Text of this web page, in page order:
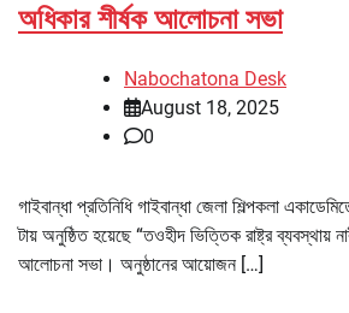
অধিকার শীর্ষক আলোচনা সভা
Nabochatona Desk
August 18, 2025
0
গাইবান্ধা প্রতিনিধি গাইবান্ধা জেলা শিল্পকলা
টায় অনুষ্ঠিত হয়েছে “তওহীদ ভিত্তিক রাষ্ট্র ব্যবস্থায়
আলোচনা সভা। অনুষ্ঠানের আয়োজন […]